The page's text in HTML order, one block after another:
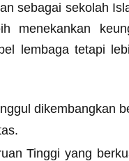
sekolah
menekankan
lembaga tetapi
dikembangkan
Tinggi yang